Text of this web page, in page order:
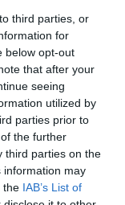
third parties, or
for
below opt-out
that after your
seeing
utilized by
parties prior to
the further
third parties on the
information may
the IAB’s List of
στο